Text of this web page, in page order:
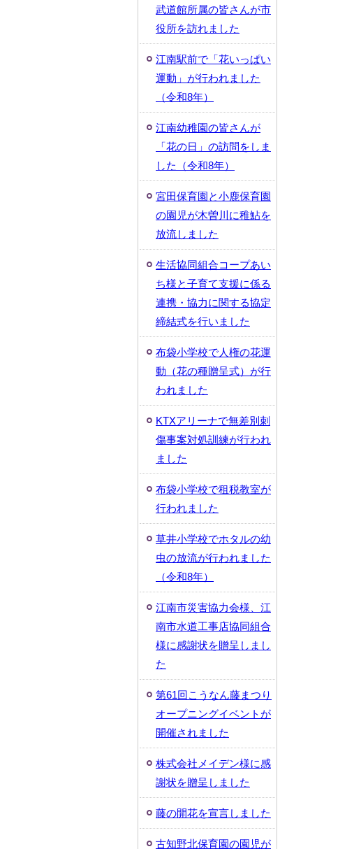
武道館所属の皆さんが市
役所を訪れました
江南駅前で「花いっぱい
運動」が行われました
（令和8年）
江南幼稚園の皆さんが
「花の日」の訪問をしま
した（令和8年）
宮田保育園と小鹿保育園
の園児が木曽川に稚鮎を
放流しました
生活協同組合コープあい
ち様と子育て支援に係る
連携・協力に関する協定
締結式を行いました
布袋小学校で人権の花運
動（花の種贈呈式）が行
われました
KTXアリーナで無差別刺
傷事案対処訓練が行われ
ました
布袋小学校で租税教室が
行われました
草井小学校でホタルの幼
虫の放流が行われました
（令和8年）
江南市災害協力会様、江
南市水道工事店協同組合
様に感謝状を贈呈しまし
た
第61回こうなん藤まつり
オープニングイベントが
開催されました
株式会社メイデン様に感
謝状を贈呈しました
藤の開花を宣言しました
古知野北保育園の園児が